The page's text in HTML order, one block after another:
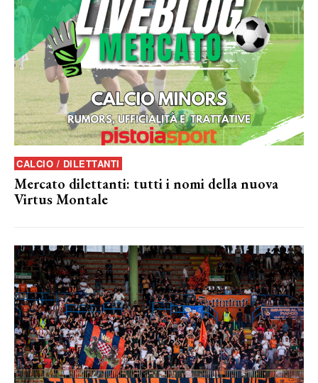
CALCIO / DILETTANTI
Mercato dilettanti: tutti i nomi della nuova
Virtus Montale